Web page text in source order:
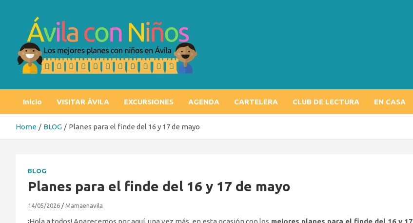
Inicio VISITAR ÁVILA EXCURSIONES AGENDA CARTELERA CLUB DE LECTURA EN CASA
Home BLOG Planes para el finde del 16 y 17 de mayo
BLOG
Planes para el finde del 16 y 17 de mayo
14/05/2026 Mamaenavila
¡Hola a todos! Aparecemos por aquí, una vez más, en esta ocasión con los mejores planes para el finde del 16 y 17